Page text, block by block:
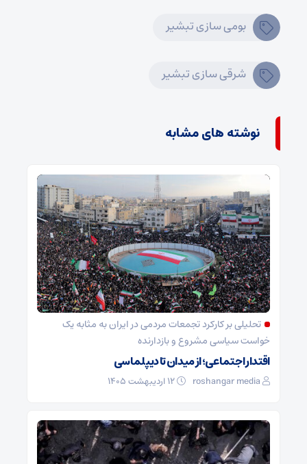
بومی سازی تبشیر
شرقی سازی تبشیر
نوشته های مشابه
تحلیلی بر کارکرد تجمعات مردمی در ایران به مثابه یک
خواست سیاسی مشروع و بازدارنده
اقتدار اجتماعی؛ از میدان تا دیپلماسی
roshangar media